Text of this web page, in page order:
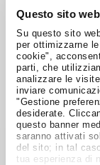
Questo sito
Su questo sito
per ottimizzarne
cookie",
parti, che
analizzare le
inviare
"Gestione
desiderate.
questo banner
saranno attivati
del sito; in tal
tua esperienza di
MARCHE
MOLISE
PIEMONTE
PUGLIA
SARDEGNA